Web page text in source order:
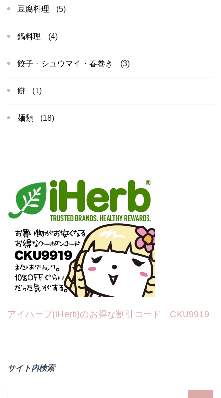
豆腐料理 (5)
鍋料理 (4)
餃子・シュウマイ・春巻き (3)
餅 (1)
麺類 (18)
アイハーブ(iHerb)のお得な割引コード CKU9919
サイト内検索